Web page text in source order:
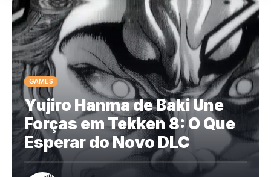
GAMES
Yujiro Hanma de Baki Une
Forças em Tekken 8: O Que
Esperar do Novo DLC